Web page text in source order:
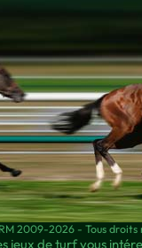
2009-2026 - Tous droits
jeux de turf vous